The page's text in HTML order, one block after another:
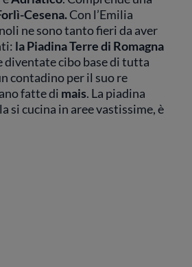
Cesena.Con l’Emilia
ne sono tanto fieri da aver
la Piadina Terre di Romagna
diventate cibo base di tutta
contadino per il suo re
fatte di mais. La piadina
si cucina in aree vastissime, è